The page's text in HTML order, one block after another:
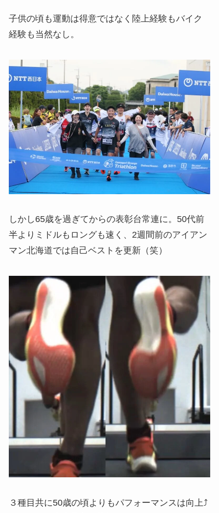
子供の頃も運動は得意ではなく陸上経験もバイク
経験も当然なし。
しかし65歳を過ぎてからの表彰台常連に。50代前
半よりミドルもロングも速く、2週間前のアイアン
マン北海道では自己ベストを更新（笑）
３種目共に50歳の頃よりもパフォーマンスは向上⤴️